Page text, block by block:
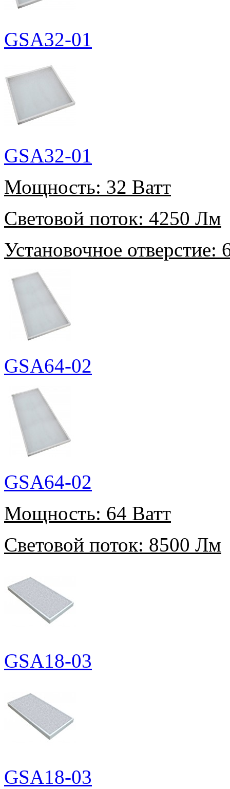
GSA32-01
GSA32-01
Мощность: 32 Ватт
Световой поток: 4250 Лм
Установочное отверстие:
GSA64-02
GSA64-02
Мощность: 64 Ватт
Световой поток: 8500 Лм
GSA18-03
GSA18-03